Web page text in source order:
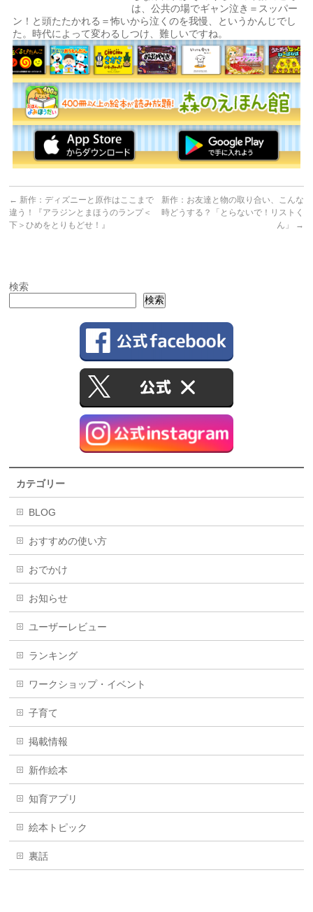
は、公共の場でギャン泣き＝スッパー
ン！と頭たたかれる＝怖いから泣くのを我慢、というかんじでし
た。時代によって変わるしつけ、難しいですね。
← 新作：ディズニーと原作はここまで
違う！『アラジンとまほうのランプ＜
下＞ひめをとりもどせ！』
新作：お友達と物の取り合い、こんな
時どうする？「とらないで！リストく
ん」
→
検索
検索
カテゴリー
BLOG
おすすめの使い方
おでかけ
お知らせ
ユーザーレビュー
ランキング
ワークショップ・イベント
子育て
掲載情報
新作絵本
知育アプリ
絵本トピック
裏話